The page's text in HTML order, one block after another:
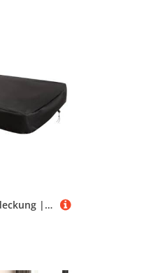
Klappbare Wagenabdeckung | Wasserdichte Campingwagen Regenabdeckung | Oxford Stoff Windfester Einkaufswagen Schutz Für Camping Gartenbereich Hofbereich Draußen